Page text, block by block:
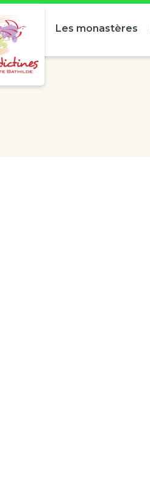
Les monastères